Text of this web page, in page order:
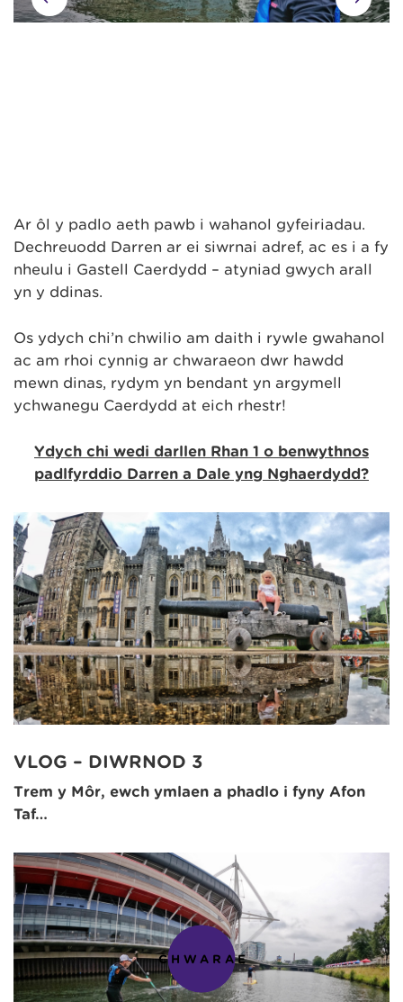
Ar ôl y padlo aeth pawb i wahanol gyfeiriadau.
Dechreuodd Darren ar ei siwrnai adref, ac es i a fy
nheulu i Gastell Caerdydd – atyniad gwych arall
yn y ddinas.
Os ydych chi’n chwilio am daith i rywle gwahanol
ac am rhoi cynnig ar chwaraeon dŵr hawdd
mewn dinas, rydym yn bendant yn argymell
ychwanegu Caerdydd at eich rhestr!
Ydych chi wedi darllen Rhan 1 o benwythnos
padlfyrddio Darren a Dale yng Nghaerdydd?
VLOG – DIWRNOD 3
Trem y Môr, ewch ymlaen a phadlo i fyny Afon
Taf…
CHWARAE